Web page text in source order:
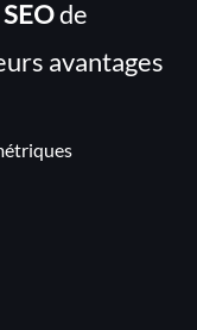
de
avantages